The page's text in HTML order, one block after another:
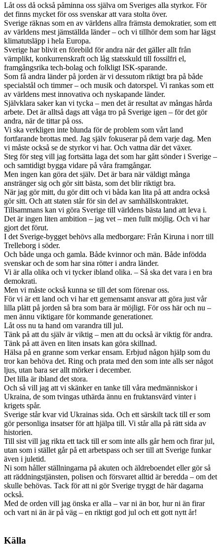
Låt oss då också påminna oss själva om Sveriges alla styrkor. För
det finns mycket för oss svenskar att vara stolta över.
Sverige räknas som en av världens allra främsta demokratier, som ett
av världens mest jämställda länder – och vi tillhör dem som har lägst
klimatutsläpp i hela Europa.
Sverige har blivit en förebild för andra när det gäller allt från
värnplikt, konkurrenskraft och låg statsskuld till fossilfri el,
framgångsrika tech-bolag och folkligt ISK-sparande.
Som få andra länder på jorden är vi dessutom riktigt bra på både
specialstål och timmer – och musik och datorspel. Vi rankas som ett
av världens mest innovativa och nyskapande länder.
Självklara saker kan vi tycka – men det är resultat av mångas hårda
arbete. Det är alltså dags att våga tro på Sverige igen – för det gör
andra, när de tittar på oss.
Vi ska verkligen inte blunda för de problem som vårt land
fortfarande brottas med. Jag själv fokuserar på dem varje dag. Men
vi måste också se de styrkor vi har. Och vattna där det växer.
Steg för steg vill jag fortsätta laga det som har gått sönder i Sverige –
och samtidigt bygga vidare på våra framgångar.
Men ingen kan göra det själv. Det är bara när väldigt många
anstränger sig och gör sitt bästa, som det blir riktigt bra.
När jag gör mitt, du gör ditt och vi båda kan lita på att andra också
gör sitt. Och att staten står för sin del av samhällskontraktet.
Tillsammans kan vi göra Sverige till världens bästa land att leva i.
Det är ingen liten ambition – jag vet – men fullt möjlig. Och vi har
gjort det förut.
I det Sverige-bygget behövs alla medborgare: Från Kiruna i norr till
Trelleborg i söder.
Och både unga och gamla. Både kvinnor och män. Både infödda
svenskar och de som har sina rötter i andra länder.
Vi är alla olika och vi tycker ibland olika. – Så ska det vara i en bra
demokrati.
Men vi måste också kunna se till det som förenar oss.
För vi är ett land och vi har ett gemensamt ansvar att göra just vår
lilla plätt på jorden så bra som bara är möjligt. För oss här och nu –
men ännu viktigare för kommande generationer.
Låt oss nu ta hand om varandra till jul.
Tänk på att du själv är viktig – men att du också är viktig för andra.
Tänk på att även en liten insats kan göra skillnad.
Hälsa på en granne som verkar ensam. Erbjud någon hjälp som du
tror kan behöva det. Ring och prata med den som inte alls ser något
ljus, utan bara ser allt mörker i december.
Det lilla är ibland det stora.
Och så vill jag att vi skänker en tanke till våra medmänniskor i
Ukraina, de som tvingas uthärda ännu en fruktansvärd vinter i
krigets spår.
Sverige står kvar vid Ukrainas sida. Och ett särskilt tack till er som
gör personliga insatser för att hjälpa till. Vi står alla på rätt sida av
historien.
Till sist vill jag rikta ett tack till er som inte alls går hem och firar jul,
utan som i stället går på ett arbetspass och ser till att Sverige funkar
även i juletid.
Ni som håller ställningarna på akuten och äldreboendet eller gör så
att räddningstjänsten, polisen och försvaret alltid är beredda – om det
skulle behövas. Tack för att ni gör Sverige tryggt de här dagarna
också.
Med de orden vill jag önska er alla – var ni än bor, hur ni än firar
och vart ni än är på väg – en riktigt god jul och ett gott nytt år!
Källa